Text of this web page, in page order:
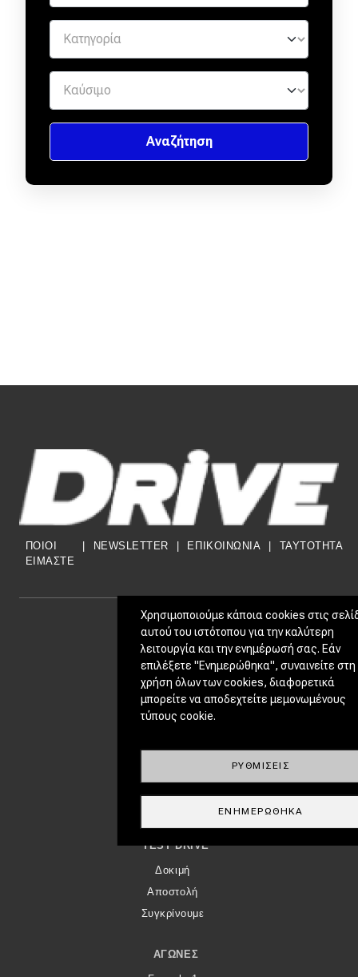
ΠΟΙΟΙ
ΕΙΜΑΣΤΕ
NEWSLETTER ΕΠΙΚΟΙΝΩΝΙΑ TAYTOTHTA
Footer Menu
ΕΠΙΚΑΙΡΌΤΗΤΑ
Νέα μοντέλα
Πρωτότυπα
Ελλάδα
Κόσμος
Αγορά
TEST DRIVE
Δοκιμή
Αποστολή
Συγκρίνουμε
ΑΓΏΝΕΣ
Χρησιμοποιούμε κάποια cookies στις
αυτού του ιστότοπου για την καλύτερη
λειτουργία και την ενημέρωσή σας. Εάν
επιλέξετε "Ενημερώθηκα", συναινείτε στη
χρήση όλων των cookies, διαφορετικά
μπορείτε να αποδεχτείτε μεμονωμένους
τύπους cookie.
ΡΥΘΜΊΣΕΙΣ
ΕΝΗΜΕΡΏΘΗΚΑ